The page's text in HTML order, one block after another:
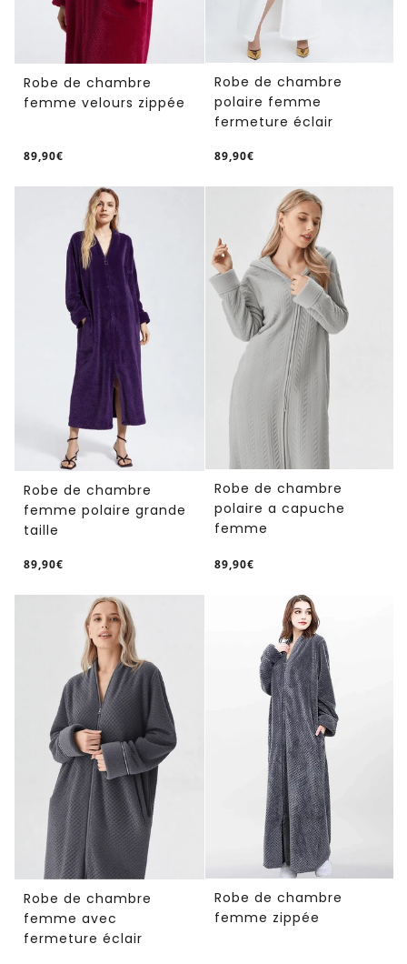
Robe de chambre
femme velours zippée
89,90€
normal
/
PRIX
UNITAIRE
Robe de chambre
polaire femme
fermeture éclair
89,90€
normal
/
PRIX
UNITAIRE
Robe de chambre
femme polaire grande
taille
89,90€
normal
/
PRIX
UNITAIRE
Robe de chambre
polaire a capuche
femme
89,90€
/
Robe de chambre
femme avec
fermeture éclair
Robe de chambre
femme zippée